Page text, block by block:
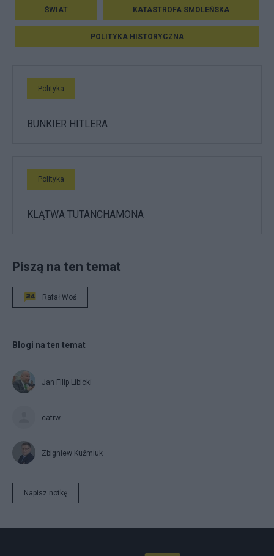
ŚWIAT KATASTROFA SMOLEŃSKA
POLITYKA HISTORYCZNA
Polityka
BUNKIER HITLERA
Polityka
KLĄTWA TUTANCHAMONA
Piszą na ten temat
Rafał Woś
Blogi na ten temat
Jan Filip Libicki
catrw
Zbigniew Kuźmiuk
Napisz notkę